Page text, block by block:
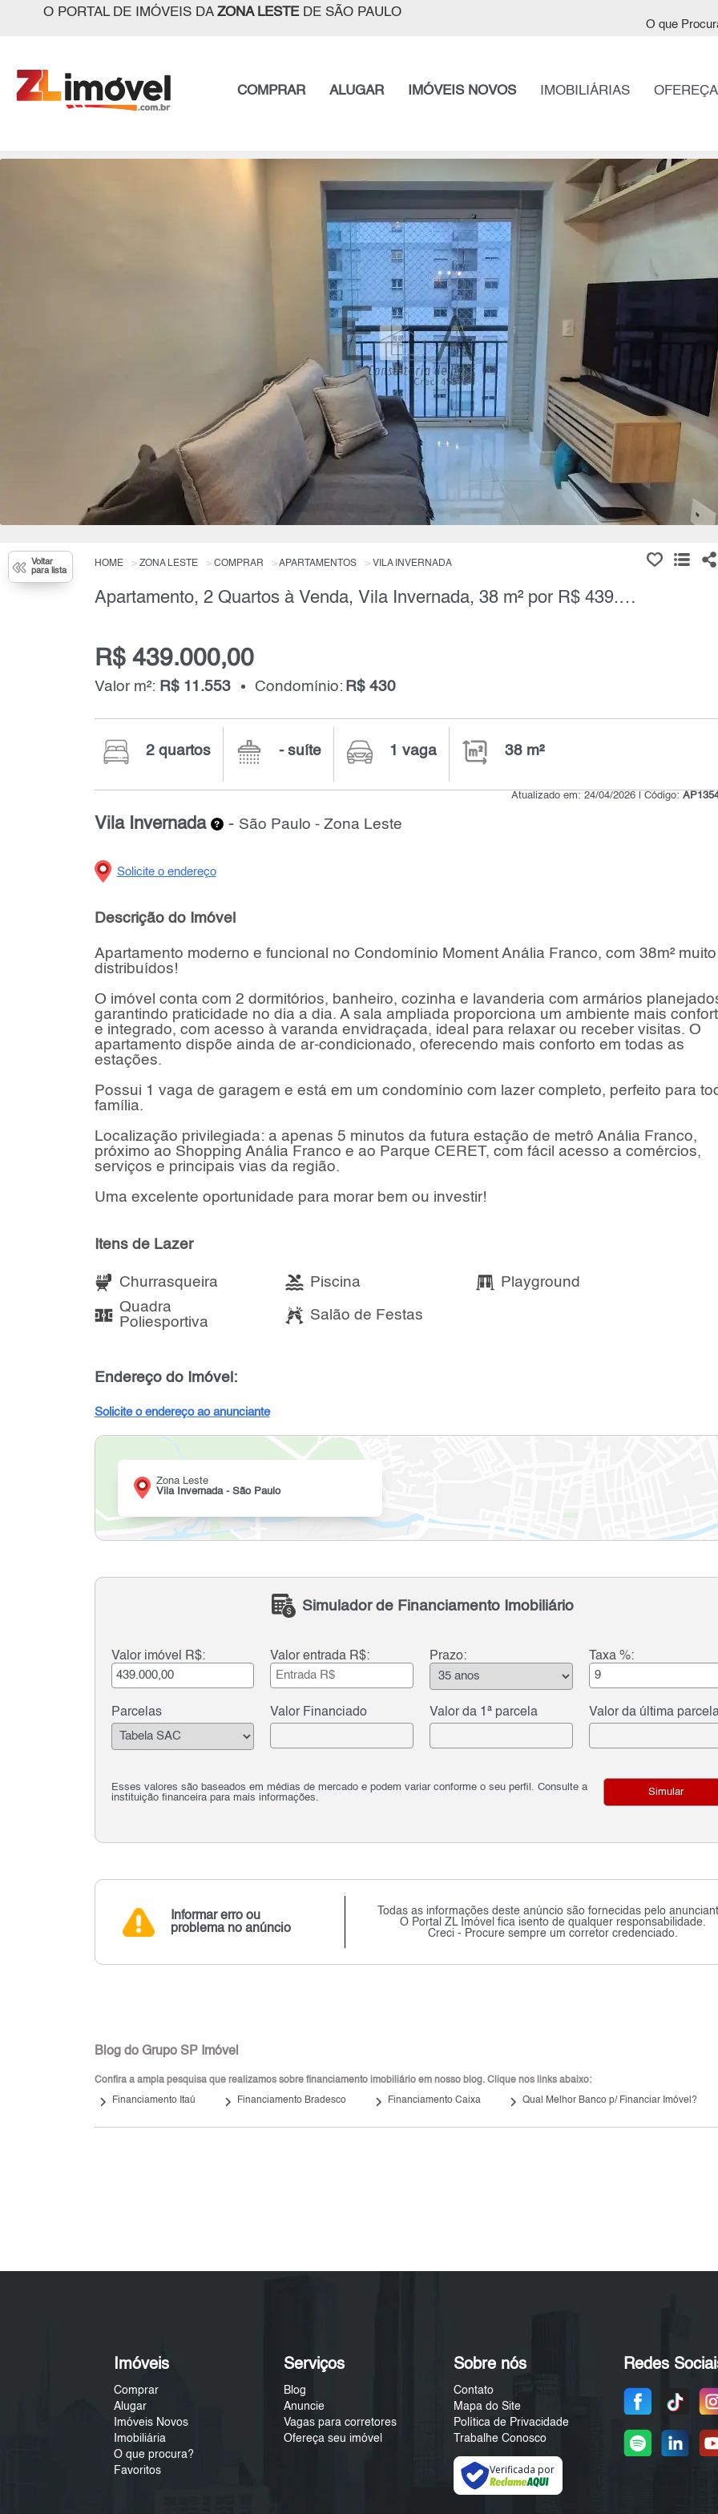
O PORTAL DE IMÓVEIS DA ZONA LESTEDE SÃO PAULO
O que
COMPRAR ALUGAR IMÓVEIS NOVOS IMOBILIÁRIAS
Voltar
para lista
HOME ZONA LESTE COMPRAR APARTAMENTOS VILA INVERNADA
Apartamento, 2 Quartos à Venda, Vila Invernada, 38 m² por R$ 439.000,00
R$ 439.000,00
Valor m²: R$ 11.553 Condomínio: R$ 430
2 quartos - suíte 1 vaga 38 m²
Atualizado em: 24/04/2026 | Código:
Vila Invernada - São Paulo - Zona Leste
Solicite o endereço
Descrição do Imóvel
Apartamento moderno e funcional no Condomínio Moment Anália Franco, com 38m²
distribuídos!
O imóvel conta com 2 dormitórios, banheiro, cozinha e lavanderia com armários
garantindo praticidade no dia a dia. A sala ampliada proporciona um ambiente mais
e integrado, com acesso à varanda envidraçada, ideal para relaxar ou receber visitas. O
apartamento dispõe ainda de ar-condicionado, oferecendo mais conforto em todas as
estações.
Possui 1 vaga de garagem e está em um condomínio com lazer completo, perfeito para
família.
Localização privilegiada: a apenas 5 minutos da futura estação de metrô Anália Franco,
próximo ao Shopping Anália Franco e ao Parque CERET, com fácil acesso a comércios,
serviços e principais vias da região.
Uma excelente oportunidade para morar bem ou investir!
Itens de Lazer
Churrasqueira Piscina
Playground
Quadra
Poliesportiva
Salão de Festas
Endereço do Imóvel:
Solicite o endereço ao anunciante
Zona Leste
Vila Invernada - São Paulo
Simulador de Financiamento Imobiliário
Valor imóvel R$: Valor entrada R$: Prazo: Taxa %:
Parcelas Valor Financiado Valor da 1ª parcela Valor da última
Esses valores são baseados em médias de mercado e podem variar conforme o seu perfil. Consulte a
instituição financeira para mais informações.
Simular
Informar erro ou
problema no anúncio
Todas as informações deste anúncio são fornecidas pelo
O Portal ZL Imóvel fica isento de qualquer responsabilidade.
Creci - Procure sempre um corretor credenciado.
Blog do Grupo SP Imóvel
Confira a ampla pesquisa que realizamos sobre financiamento imobiliário em nosso blog. Clique nos links abaixo:
keyboard_arrow_right Financiamento Itaú keyboard_arrow_right Financiamento Bradesco keyboard_arrow_right Financiamento Caixa keyboard_arrow_right Qual Melhor Banco p/ Financiar Imóvel?
Imóveis
Comprar
Alugar
Imóveis Novos
Imobiliária
O que procura?
Favoritos
Serviços
Blog
Anuncie
Vagas para corretores
Ofereça seu imóvel
Sobre nós
Contato
Mapa do Site
Política de Privacidade
Trabalhe Conosco
Verificada por
Redes